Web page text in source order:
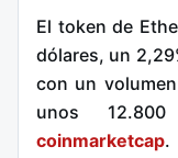
El token de
dólares, un
con un
unos
coinmarketcap.